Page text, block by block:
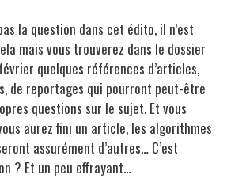
la question dans cet édito, il n’est
mais vous trouverez dans le dossier
quelques références d’articles,
de reportages qui pourront peut-être
questions sur le sujet. Et vous
aurez fini un article, les algorithmes
assurément d’autres… C’est
? Et un peu effrayant…